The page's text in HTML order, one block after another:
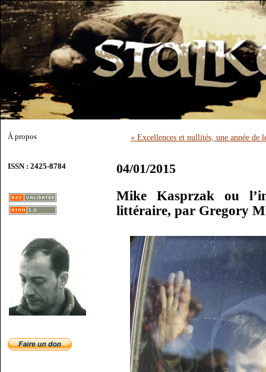
À propos
ISSN : 2425-8784
« Excellences et nullités, une année de
04/01/2015
Mike Kasprzak ou
littéraire, par Gregory